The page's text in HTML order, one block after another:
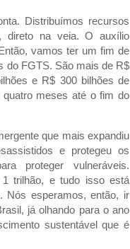
Distribuímos recursos
direto na veia. O auxílio
vamos ter um fim de
do FGTS. São mais de R$
e R$ 300 bilhões de
meses até o fim do
que mais expandiu
e protegeu os
proteger vulneráveis.
trilhão, e tudo isso está
Nós esperamos, então, ir
já olhando para o ano
sustentável que é